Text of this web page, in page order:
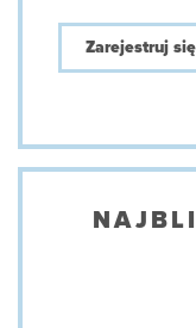
Zarejestruj się